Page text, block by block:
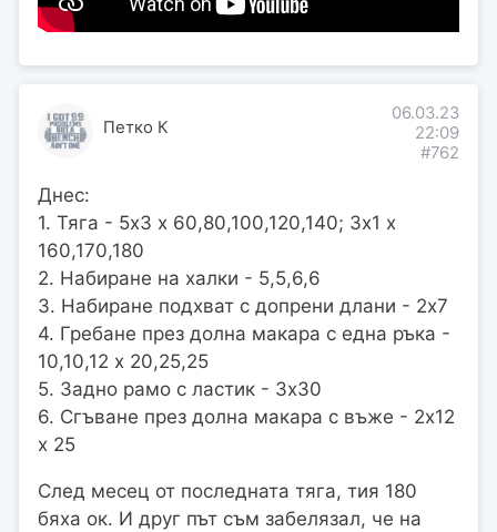
Петко К
06.03.23
22:09
#762
Днес:
1. Тяга - 5х3 х 60,80,100,120,140; 3х1 х
160,170,180
2. Набиране на халки - 5,5,6,6
3. Набиране подхват с допрени длани - 2х7
4. Гребане през долна макара с една ръка -
10,10,12 х 20,25,25
5. Задно рамо с ластик - 3х30
6. Сгъване през долна макара с въже - 2х12
х 25
След месец от последната тяга, тия 180
бяха ок. И друг път съм забелязал, че на